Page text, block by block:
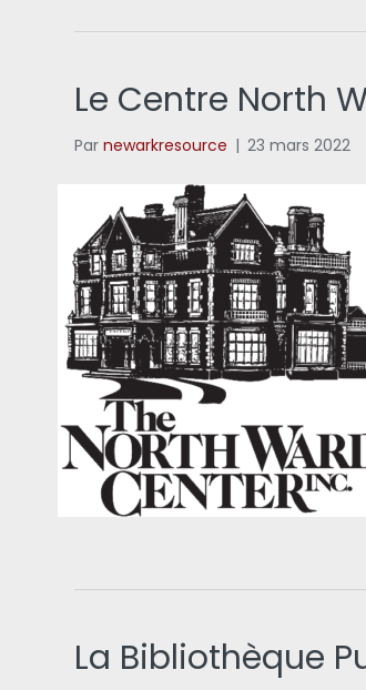
Le Centre North
Parnewarkresource | 23 mars 2022
La Bibliothèque